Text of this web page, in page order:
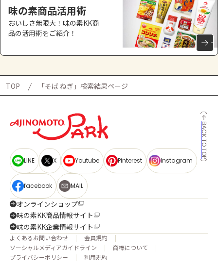
味の素商品活用術
おいしさ無限大！味の素KK商
品の活用術をご紹介！
TOP 「そば ねぎ」検索結果ページ
BACK TO TOP
LINE X Youtube Pinterest Instagram
facebook MAIL
オンラインショップ
味の素KK商品情報サイト
味の素KK企業情報サイト
よくあるお問い合わせ
会員規約
ソーシャルメディアガイドライン
商標について
プライバシーポリシー
利用規約